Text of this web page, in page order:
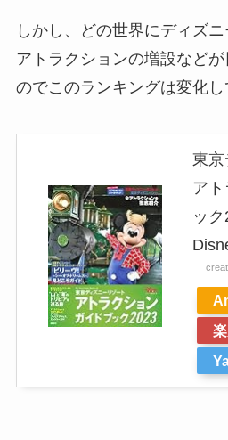
しかし、どの世界にディズ
アトラクションの増設など
のでこのランキングは変化し
東京
ア
ッ